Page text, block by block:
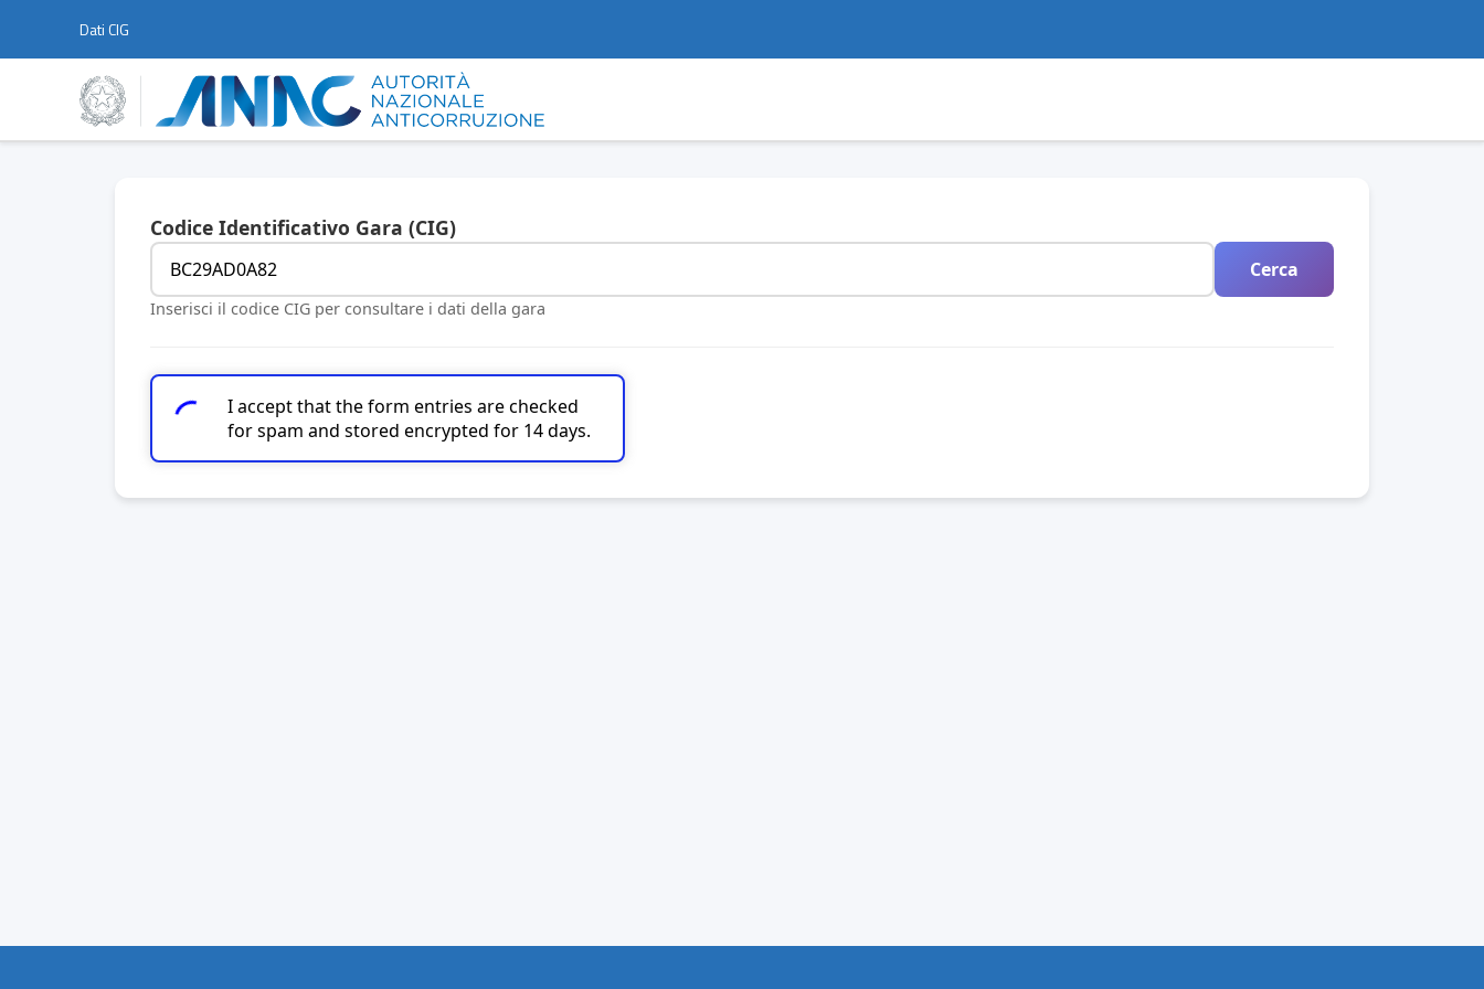
Dati CIG
Codice Identificativo Gara (CIG)
Cerca
Inserisci il codice CIG per consultare i dati della gara
I accept that the form entries are checked
for spam and stored encrypted for 14 days.